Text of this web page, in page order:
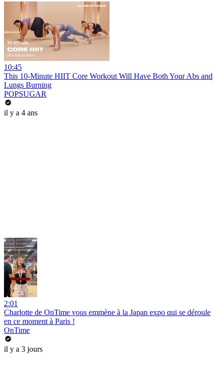
10:45
This 10-Minute HIIT Core Workout Will Have Both Your Abs and
Lungs Burning
POPSUGAR
il y a 4 ans
2:01
Charlotte de OnTime vous emmène à la Japan expo qui se déroule
en ce moment à Paris !
OnTime
il y a 3 jours